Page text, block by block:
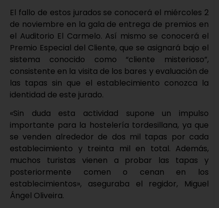
El fallo de estos jurados se conocerá el miércoles 2
de noviembre en la gala de entrega de premios en
el Auditorio El Carmelo. Así mismo se conocerá el
Premio Especial del Cliente, que se asignará bajo el
sistema conocido como “cliente misterioso”,
consistente en la visita de los bares y evaluación de
las tapas sin que el establecimiento conozca la
identidad de este jurado.
«Sin duda esta actividad supone un impulso
importante para la hostelería tordesillana, ya que
se venden alrededor de dos mil tapas por cada
establecimiento y treinta mil en total. Además,
muchos turistas vienen a probar las tapas y
posteriormente comen o cenan en los
establecimientos», aseguraba el regidor, Miguel
Ángel Oliveira.